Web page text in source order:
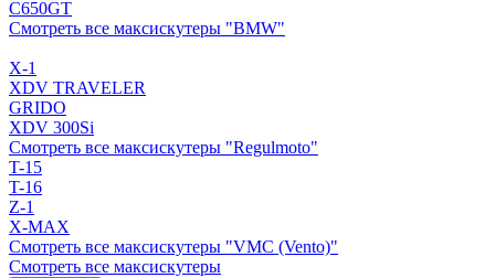
C650GT
Смотреть все максискутеры "BMW"
X-1
XDV TRAVELER
GRIDO
XDV 300Si
Смотреть все максискутеры "Regulmoto"
T-15
T-16
Z-1
X-MAX
Смотреть все максискутеры "VMC (Vento)"
Смотреть все максискутеры